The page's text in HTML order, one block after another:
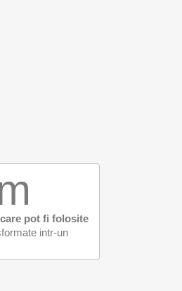
pot fi folosite
intr-un